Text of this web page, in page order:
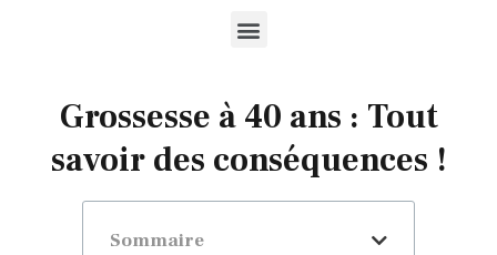
Grossesse à 40 ans : Tout
savoir des conséquences !
Sommaire